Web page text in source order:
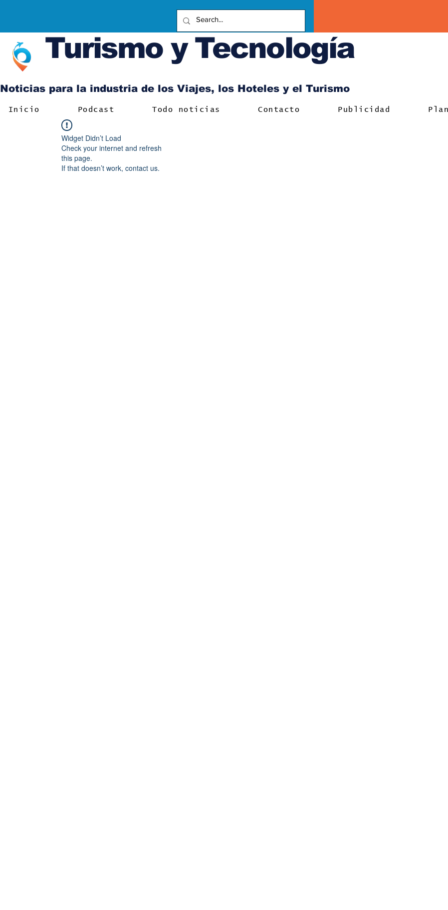
Turismo y Tecnología
Noticias para la industria de los Viajes, los Hoteles y el Turismo
Inicio Podcast Todo noticias Contacto Publicidad
Widget Didn’t Load
Check your internet and refresh
this page.
If that doesn’t work, contact us.